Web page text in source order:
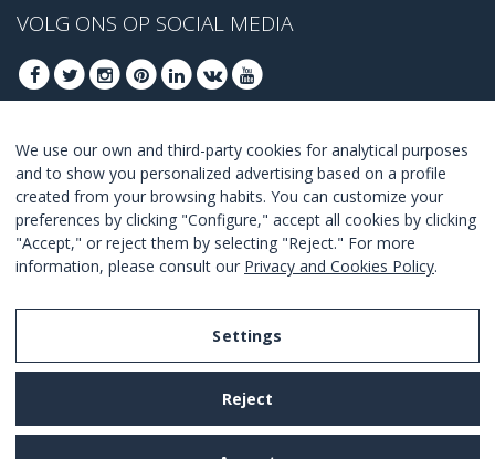
VOLG ONS OP SOCIAL MEDIA
MELD U AAN VOOR ONZE BESTE DEALS
AANMELDEN
Ik ga akkoord met devoorwaarden en condities.
We use our own and third-party cookies for analytical purposes
and to show you personalized advertising based on a profile
created from your browsing habits. You can customize your
preferences by clicking "Configure," accept all cookies by clicking
"Accept," or reject them by selecting "Reject." For more
information, please consult our Privacy and Cookies Policy.
Settings
Reject
Legal Notice
Privacy and Cookies Policy
Terms and Conditions of Use